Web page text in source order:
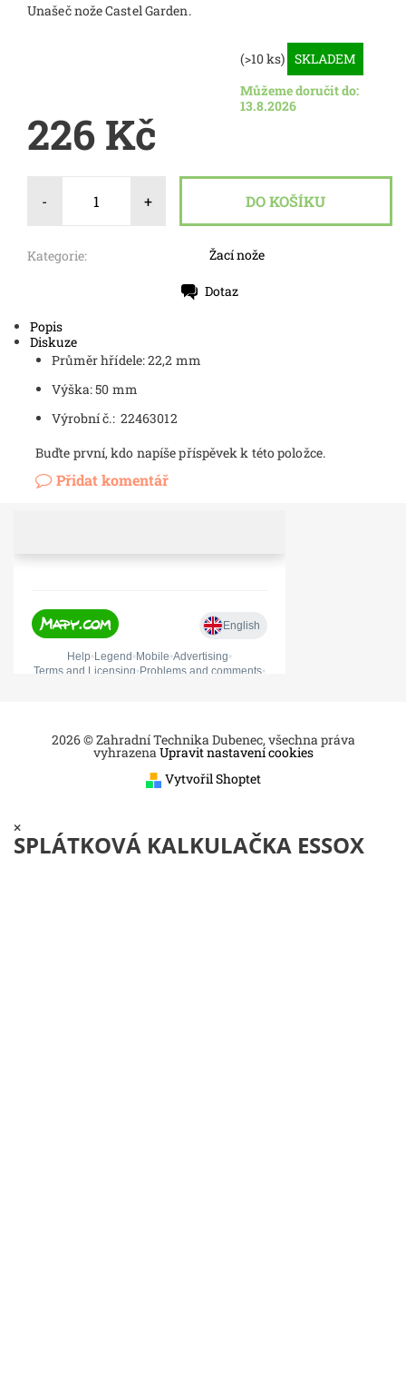
Unašeč nože Castel Garden.
(>10 ks) SKLADEM
Můžeme doručit do:
13.8.2026
226 Kč
- +
Kategorie: Žací nože
Dotaz
Popis
Diskuze
Průměr hřídele: 22,2 mm
Výška: 50 mm
Výrobní č.: 22463012
Buďte první, kdo napíše příspěvek k této položce.
Přidat komentář
2026 © Zahradní Technika Dubenec, všechna práva
vyhrazenaUpravit nastavení cookies
Vytvořil Shoptet
×
SPLÁTKOVÁ KALKULAČKA ESSOX